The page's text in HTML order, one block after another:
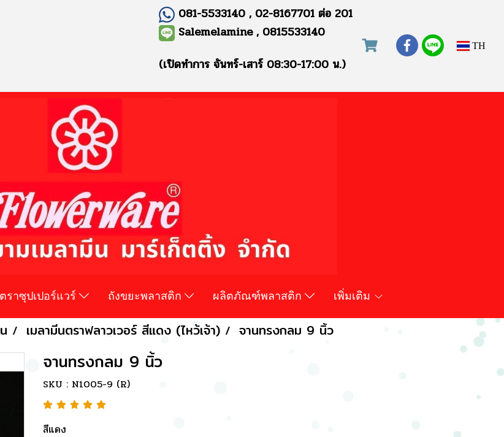
081-5533140 , 02-8167701 ต่อ 201
Salemelamine , 0815533140
(เปิดทำการ จันทร์-เสาร์ 08:30-17:00 น.)
TH
ราซุปเปอร์แวร์ ถังขยะพลาสติก ผลิตภัณฑ์พลาสติก เพิ่มเติม
เมลามีนตราฟลาวเวอร์ สีแดง (ไหว้เจ้า) จานทรงกลม 9 นิ้ว
จานทรงกลม 9 นิ้ว
SKU : N1005-9 (R)
สีแดง